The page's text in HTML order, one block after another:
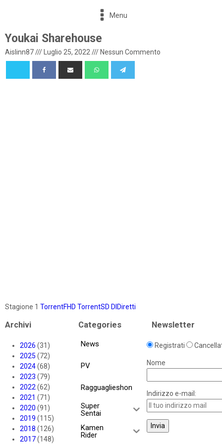
Menu
Youkai Sharehouse
Aislinn87/// Luglio 25, 2022 /// Nessun Commento
Stagione 1 TorrentFHD TorrentSD DlDiretti
Archivi
2026 (31)
2025 (72)
2024(68)
2023 (79)
2022 (62)
2021 (71)
2020 (91)
2019 (115)
2018 (126)
2017(148)
Categories
News
PV
Ragguaglieshon
Super
Sentai
Kamen
Rider
Newsletter
Registrati
Nome
Indirizzo e-mail: